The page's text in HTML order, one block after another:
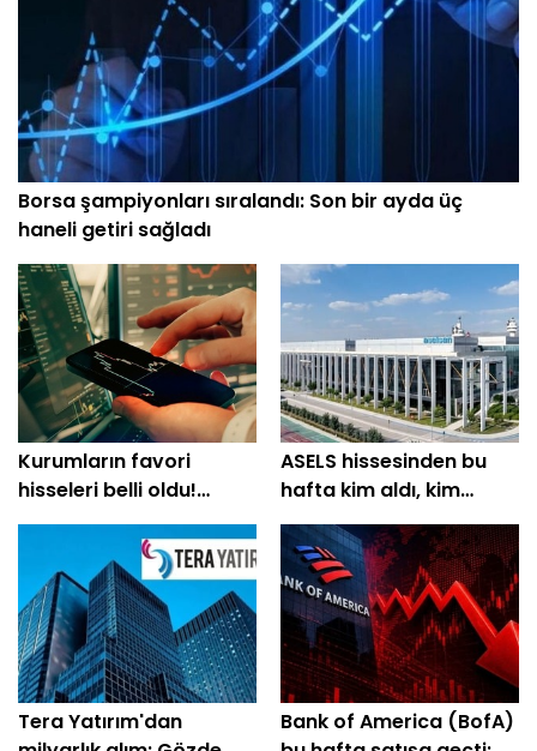
Borsa şampiyonları sıralandı: Son bir ayda üç
haneli getiri sağladı
Kurumların favori
hisseleri belli oldu!
Yüzde 200'e yakın getiri
ASELS hissesinden bu
hafta kim aldı, kim
sattı?
Tera Yatırım'dan
Bank of America (BofA)